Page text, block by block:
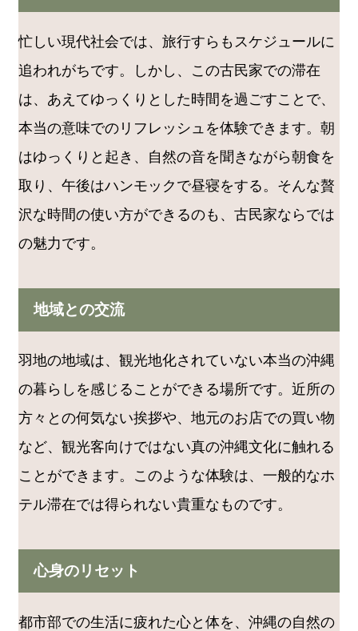
忙しい現代社会では、旅行すらもスケジュールに
追われがちです。しかし、この古民家での滞在
は、あえてゆっくりとした時間を過ごすことで、
本当の意味でのリフレッシュを体験できます。朝
はゆっくりと起き、自然の音を聞きながら朝食を
取り、午後はハンモックで昼寝をする。そんな贅
沢な時間の使い方ができるのも、古民家ならでは
の魅力です。
地域との交流
羽地の地域は、観光地化されていない本当の沖縄
の暮らしを感じることができる場所です。近所の
方々との何気ない挨拶や、地元のお店での買い物
など、観光客向けではない真の沖縄文化に触れる
ことができます。このような体験は、一般的なホ
テル滞在では得られない貴重なものです。
心身のリセット
都市部での生活に疲れた心と体を、沖縄の自然の